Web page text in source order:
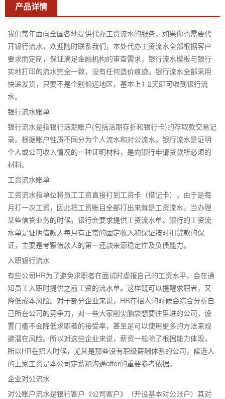
产品详情
我们常年面向全国各地提供代办工资流水的服务，如果你也需要代
开银行流水，欢迎随时联系我们，本处代办工资流水全部根据客户
要求而定制，保证满足金融机构的审查需求，银行流水模板与银行
实地打印的流水完全一致，没有任何造价痕迹。银行流水全部采用
快递发货，只要不是个别偏远地区，基本上1-2天即可收到银行流
水。
银行流水账单
银行流水是指银行活期账户(包括活期存折和银行卡)的存取款交易记
录。根据账户性质不同分为个人流水和对公流水。银行流水是证明
个人或公司收入情况的一种证明材料，是向银行申请贷款所必须的
材料。
工资流水账单
工资流水指单位将员工工资直接打到工资卡（借记卡），由于是每
月打一次工资，因此把工资账目全部打出来就是工资流水。当办理
某些信贷业务的时候，银行会要求提供工资流水单。银行的工资流
水单是证明借款人每月有正常的固定收入和保证按时扣贷款的保
证，主要是考察借款人的第一还款来源稳定性及负债能力。
入职银行流水
有些公司HR为了避免求职者在面试时虚报自己的工资水平，会在通
知员工入职时提供之前工资的流水单。这样既可以提醒求职者，又
降低成本风险。对于部分企业来说，HR在招人的时候会综合分析自
己所在公司的竞争力，对一些大家削尖脑袋想要往里进的公司，设
置门槛不会降低求职者的接受率，甚至是可以使用更多的方法来规
避潜在风险。所以对这些企业来说，薪资一般除了根据能力体现，
所以HR在招人时候，尤其是那些没有职级薪酬体系的公司，候选人
的上家工资是本公司定薪和沟通offer的重要参考依据。
企业对公流水
对公账户流水是银行客户《公司客户》（开设基本对公账户）其对